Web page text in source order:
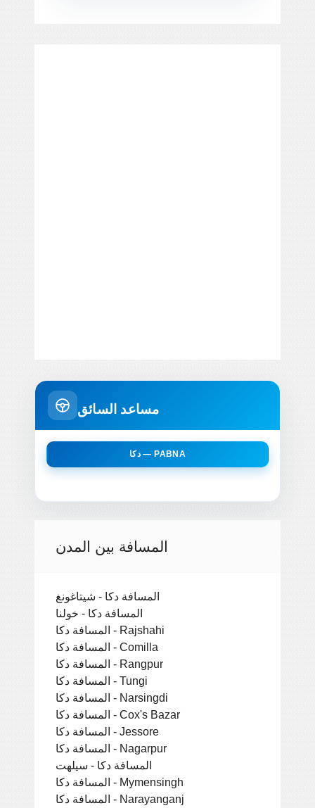
مساعد السائق
دكا — PABNA
المسافة بين المدن
المسافة دكا - شيتاغونغ
المسافة دكا - خولنا
المسافة دكا - Rajshahi
المسافة دكا - Comilla
المسافة دكا - Rangpur
المسافة دكا - Tungi
المسافة دكا - Narsingdi
المسافة دكا - Cox's Bazar
المسافة دكا - Jessore
المسافة دكا - Nagarpur
المسافة دكا - سيلهت
المسافة دكا - Mymensingh
المسافة دكا - Narayanganj